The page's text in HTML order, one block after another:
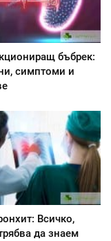
бъбрек:
симптоми и
Всичко,
да знаем